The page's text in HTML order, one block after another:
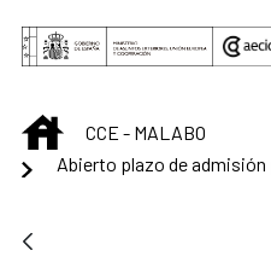
Saltar al contenido principal
INICIOCCE - MALABO